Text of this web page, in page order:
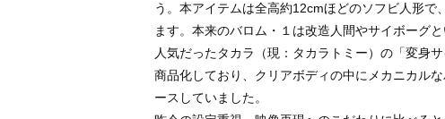
う。本アイテムは全高約12cmほどのソフビ人形
ます。本来のバロム・１は改造人間やサイボーグ
人気だったタカラ（現：タカラトミー）の「変身
商品化しており、クリアボディの中にメカニカル
ースしていました。